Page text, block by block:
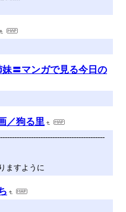
妹〓マンガで見る今日の
／狗る里
ますように